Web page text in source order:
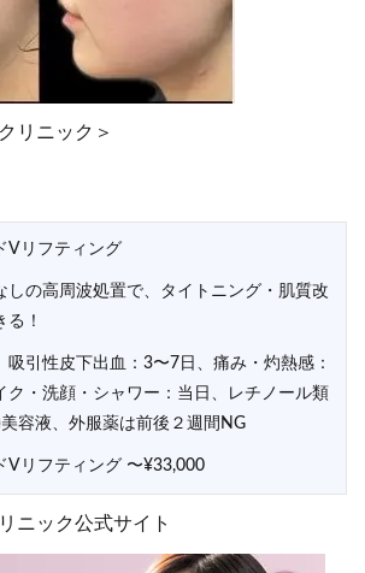
リニック＞
Vリフティング
しの高周波処置で、タイトニング・肌質改
！
吸引性皮下出血：3〜7日、痛み・灼熱感：
ク・洗顔・シャワー：当日、レチノール類
容液、外服薬は前後２週間NG
Vリフティング 〜¥33,000
ニック公式サイト